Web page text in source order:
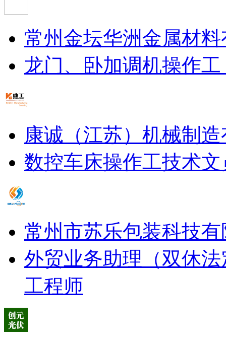
常州金坛华洲金属材
龙门、卧加调机操作
康诚（江苏）机械制
数控车床操作工技术文
常州市苏乐包装科技
外贸业务助理（双休
工程师